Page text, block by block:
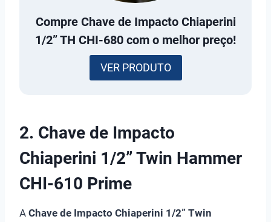
Compre Chave de Impacto Chiaperini
1/2” TH CHI-680 com o melhor preço!
VER PRODUTO
2. Chave de Impacto
Chiaperini 1/2” Twin Hammer
CHI-610 Prime
A Chave de Impacto Chiaperini 1/2” Twin